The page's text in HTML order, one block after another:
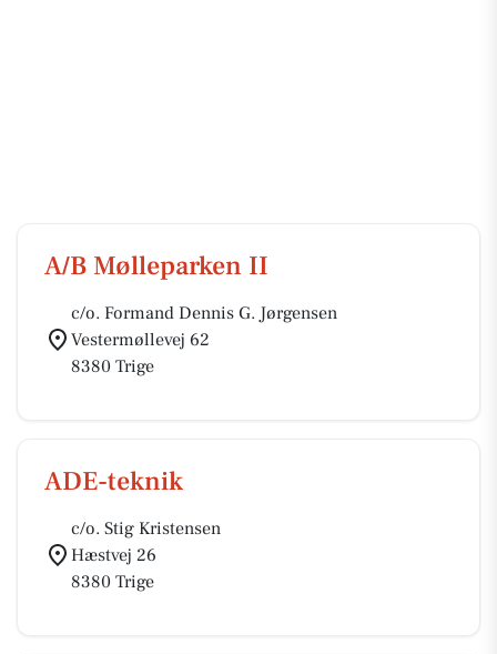
A/B Mølleparken II
c/o. Formand Dennis G. Jørgensen
Vestermøllevej 62
8380 Trige
ADE-teknik
c/o. Stig Kristensen
Hæstvej 26
8380 Trige